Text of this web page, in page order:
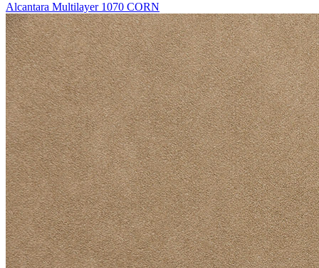
Alcantara Multilayer 1070 CORN